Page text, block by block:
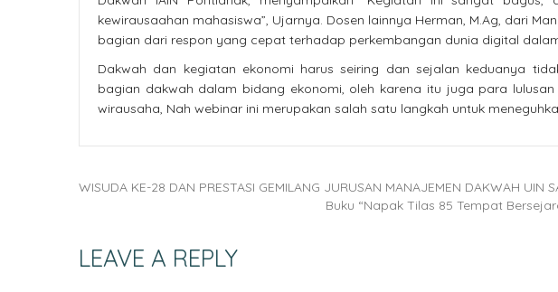
kewirausaahan mahasiswa”, Ujarnya. Dosen lainnya Herman, M.Ag, dari
bagian dari respon yang cepat terhadap perkembangan dunia digital
Dakwah dan kegiatan ekonomi harus seiring dan sejalan keduanya
bagian dakwah dalam bidang ekonomi, oleh karena itu juga para
wirausaha, Nah webinar ini merupakan salah satu langkah untuk
WISUDA KE-28 DAN PRESTASI GEMILANG JURUSAN MANAJEMEN DAKWAH UIN
Buku “Napak Tilas 85 Tempat
LEAVE A REPLY